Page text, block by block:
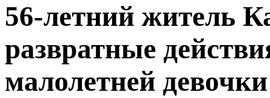
56-летний житель
развратные
малолетней девочки